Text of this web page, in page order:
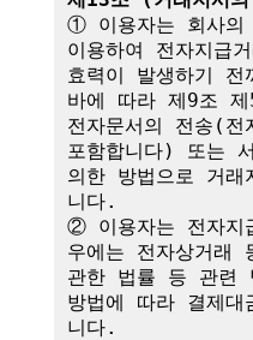
① 이용자는 회사의
이용하여 전자지급
효력이 발생하기
바에 따라 제9조 제
전자문서의 전송(전
포함합니다) 또는
의한 방법으로 거
니다.
② 이용자는 전자지
우에는 전자상거래
관한 법률 등 관련
방법에 따라 결제
니다.